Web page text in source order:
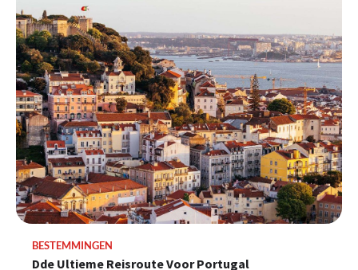
BESTEMMINGEN
Dde Ultieme Reisroute Voor Portugal